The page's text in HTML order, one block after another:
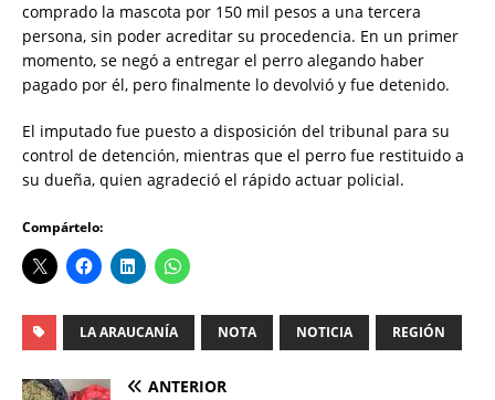
comprado la mascota por 150 mil pesos a una tercera
persona, sin poder acreditar su procedencia. En un primer
momento, se negó a entregar el perro alegando haber
pagado por él, pero finalmente lo devolvió y fue detenido.
El imputado fue puesto a disposición del tribunal para su
control de detención, mientras que el perro fue restituido a
su dueña, quien agradeció el rápido actuar policial.
Compártelo:
LA ARAUCANÍA NOTA NOTICIA REGIÓN
ANTERIOR